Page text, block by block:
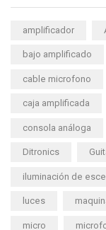
amplificador
bajo amplificado
cable microfono
caja amplificada
consola análoga
Ditronics
iluminación de
luces
micro